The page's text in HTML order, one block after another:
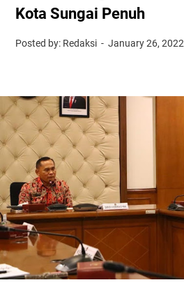
Kota Sungai Penuh
Posted by: Redaksi January 26, 2022